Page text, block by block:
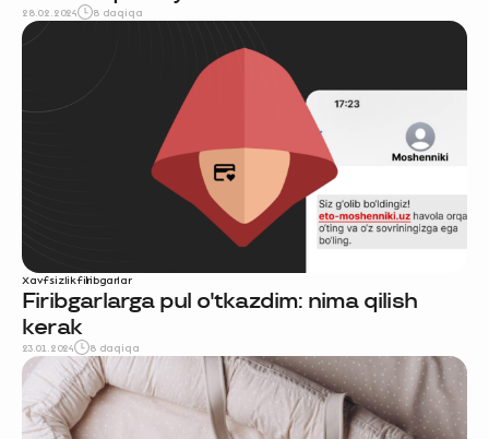
28.02.2024 8 daqiqa
Xavfsizlikfiribgarlar
Firibgarlarga pul o'tkazdim: nima qilish
kerak
23.01.2024 8 daqiqa